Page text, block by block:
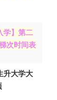
】 第二
次时间表
升大学大